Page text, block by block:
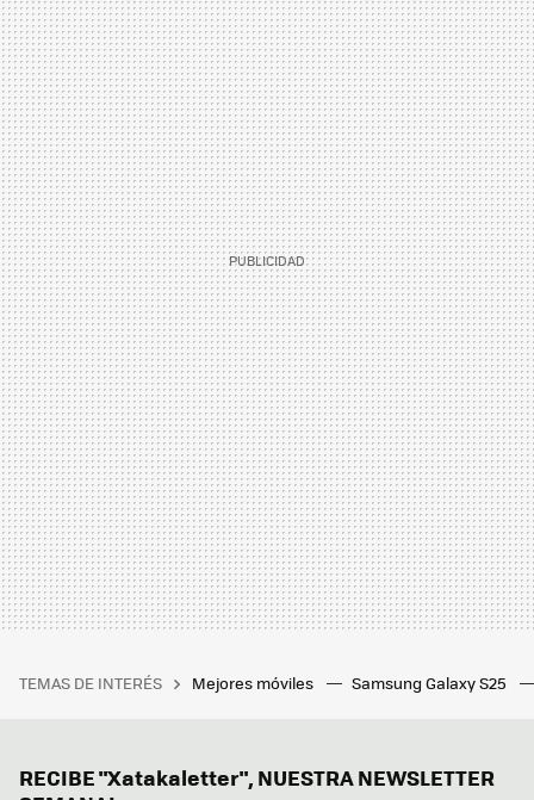
TEMAS DE INTERÉS Mejores móviles Samsung Galaxy S25
RECIBE "Xatakaletter", NUESTRA NEWSLETTER